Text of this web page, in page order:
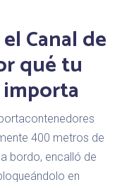
Canal de
qué tu
400 metros de
bordo, encalló de
en